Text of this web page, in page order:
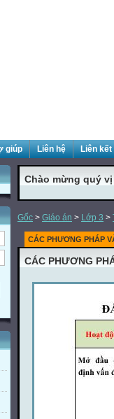
giúp Liên hệ Liên
Chào mừng quý
Gốc > Giáo án > Lớp 3 >
CÁC PHƯƠNG PHÁP
CÁC PHƯƠNG